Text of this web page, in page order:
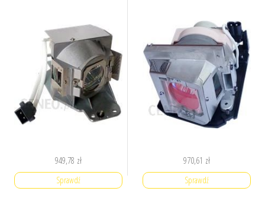
949,78 zł
Sprawdź
970,61 zł
Sprawdź